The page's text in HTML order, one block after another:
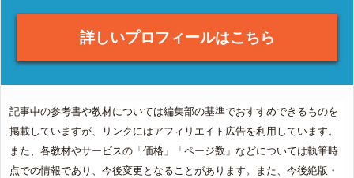
詳しいプロフィールはこちら
記事中の参考書や教材については編集部の基準でおすすめできるものを
掲載していますが、リンクにはアフィリエイト広告を利用しています。
また、各教材やサービスの「価格」「ページ数」などについては執筆時
点での情報であり、今後変更となることがあります。また、今後絶版・